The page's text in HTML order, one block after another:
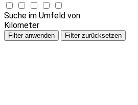
Suche im Umfeld von
Kilometer
Filter anwenden Filter zurücksetzen